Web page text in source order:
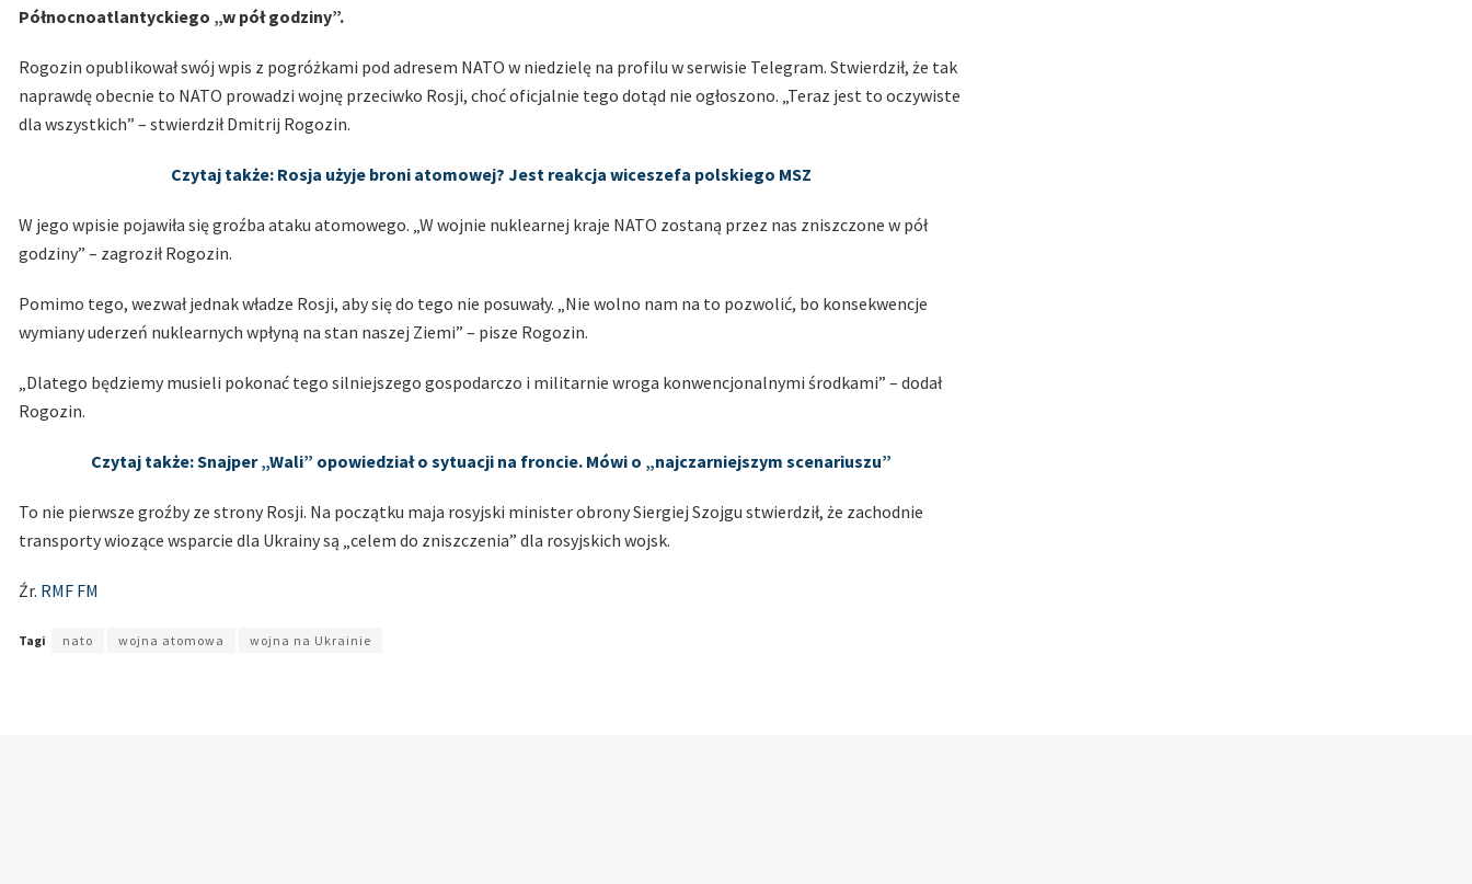
Północnoatlantyckiego „w pół godziny”.
Rogozin opublikował swój wpis z pogróżkami pod adresem NATO w niedzielę na profilu w serwisie Telegram. Stwierdził, że tak
naprawdę obecnie to NATO prowadzi wojnę przeciwko Rosji, choć oficjalnie tego dotąd nie ogłoszono. „Teraz jest to oczywiste
dla wszystkich” – stwierdził Dmitrij Rogozin.
Czytaj także: Rosja użyje broni atomowej? Jest reakcja wiceszefa polskiego MSZ
W jego wpisie pojawiła się groźba ataku atomowego. „W wojnie nuklearnej kraje NATO zostaną przez nas zniszczone w pół
godziny” – zagroził Rogozin.
Pomimo tego, wezwał jednak władze Rosji, aby się do tego nie posuwały. „Nie wolno nam na to pozwolić, bo konsekwencje
wymiany uderzeń nuklearnych wpłyną na stan naszej Ziemi” – pisze Rogozin.
„Dlatego będziemy musieli pokonać tego silniejszego gospodarczo i militarnie wroga konwencjonalnymi środkami” – dodał
Rogozin.
Czytaj także: Snajper „Wali” opowiedział o sytuacji na froncie. Mówi o „najczarniejszym scenariuszu”
To nie pierwsze groźby ze strony Rosji. Na początku maja rosyjski minister obrony Siergiej Szojgu stwierdził, że zachodnie
transporty wiozące wsparcie dla Ukrainy są „celem do zniszczenia” dla rosyjskich wojsk.
Źr. RMF FM
Tagi nato wojna atomowa wojna na Ukrainie